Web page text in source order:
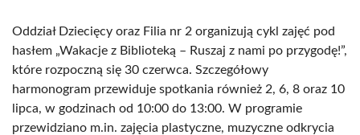
Oddział Dziecięcy oraz Filia nr 2 organizują cykl zajęć pod
hasłem „Wakacje z Biblioteką – Ruszaj z nami po przygodę!”,
które rozpoczną się 30 czerwca. Szczegółowy
harmonogram przewiduje spotkania również 2, 6, 8 oraz 10
lipca, w godzinach od 10:00 do 13:00. W programie
przewidziano m.in. zajęcia plastyczne, muzyczne odkrycia